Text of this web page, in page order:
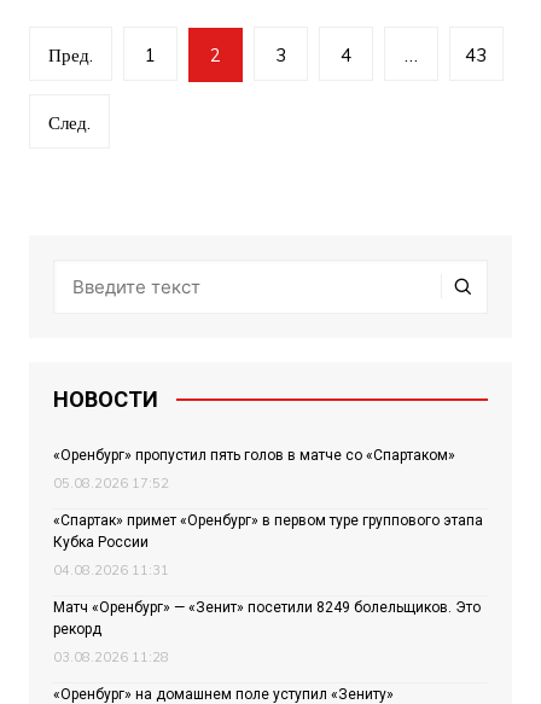
Навигация
записям
Пред. 1 2 3 4 43
След.
НОВОСТИ
«Оренбург» пропустил пять голов в матче со «Спартаком»
05.08.2026 17:52
«Спартак» примет «Оренбург» в первом туре группового этапа
Кубка России
04.08.2026 11:31
Матч «Оренбург» — «Зенит» посетили 8249 болельщиков. Это
рекорд
03.08.2026 11:28
«Оренбург» на домашнем поле уступил «Зениту»